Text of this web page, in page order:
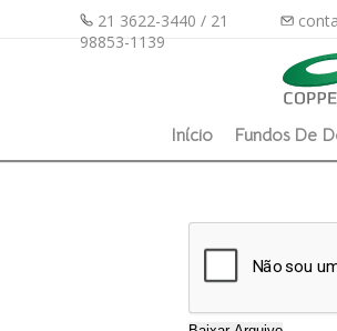
21 3622-3440 / 21
98853-1139
Início Fundos De